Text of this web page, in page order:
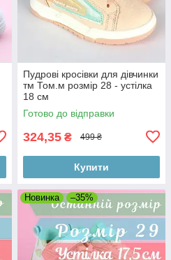
Пудрові кросівки для дівчинки
тм Том.м розмір 28 - устілка
18 см
Готово до відправки
324,35 ₴ 499 ₴
Купити
Новинка –35%